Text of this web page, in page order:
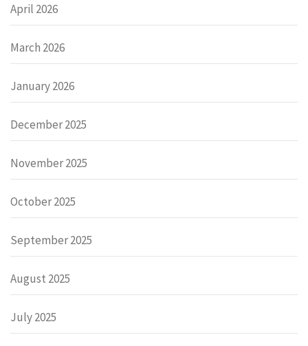
April 2026
March 2026
January 2026
December 2025
November 2025
October 2025
September 2025
August 2025
July 2025